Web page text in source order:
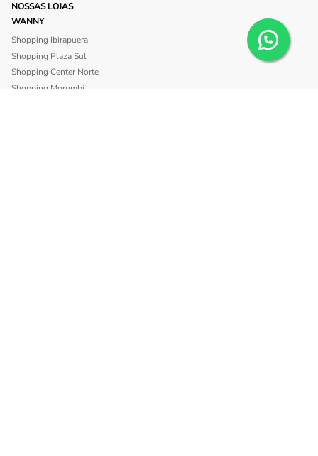
NOSSAS LOJAS
WANNY
Shopping Ibirapuera
Shopping Plaza Sul
Shopping Center Norte
Shopping Morumbi